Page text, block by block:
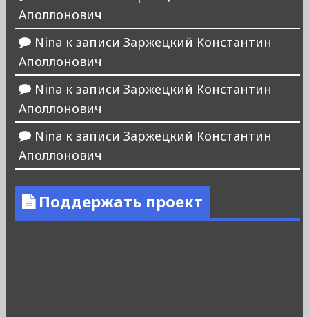
Аполлонович
Nina к записи Заржецкий Константин
Аполлонович
Nina к записи Заржецкий Константин
Аполлонович
Nina к записи Заржецкий Константин
Аполлонович
Поддержать проект